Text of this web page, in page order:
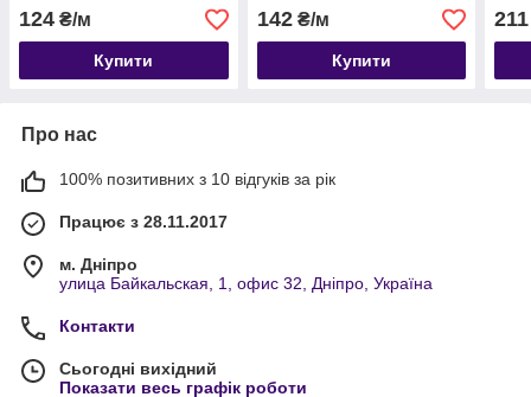
124 ₴/м
Купити
142₴/м
Купити
211
Про нас
100% позитивних з 10 відгуків за рік
Працює з 28.11.2017
м. Дніпро
улица Байкальская, 1, офис 32, Дніпро, Україна
Контакти
Сьогодні вихідний
Показати весь графік роботи